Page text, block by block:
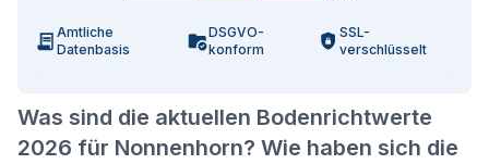
Was sind die aktuellen Bodenrichtwerte
2026 für Nonnenhorn? Wie haben sich die
Amtliche
Datenbasis
DSGVO-
konform
SSL-
verschlüsselt